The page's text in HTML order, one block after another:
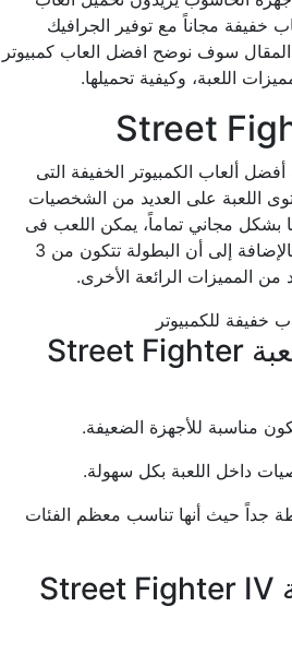
خفيفة مجاناً مع توفير الجرافيك
المقال سوف نوضح افضل العاب كمبيوتر
اللعبة، وكيفية تحميلها.
تعد لعبة Street Fighter IV أفضل ألعاب الكمبيوتر الخفيفة التى
اللعبة على العديد من الشخصيات
بشكل مجاني تماماً، يمكن اللعب فى
بطولات بينك وبين اللاعبين بالإضافة إلى أن البطولة تتكون من 3
من المميزات الرائعة الأخرى.
ما هي مميزات لعبة Street Fighter
مناسبة للأجهزة الضعيفة.
داخل اللعبة بكل سهولة.
جداً حيث أنها تناسب معظم الفئات
كيفية تحميل لعبة Street Fighter IV